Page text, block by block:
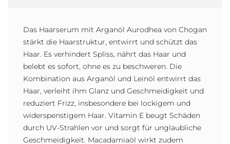
Das Haarserum mit Arganöl Aurodhea von Chogan
stärkt die Haarstruktur, entwirrt und schützt das
Haar. Es verhindert Spliss, nährt das Haar und
belebt es sofort, ohne es zu beschweren. Die
Kombination aus Arganöl und Leinöl entwirrt das
Haar, verleiht ihm Glanz und Geschmeidigkeit und
reduziert Frizz, insbesondere bei lockigem und
widerspenstigem Haar. Vitamin E beugt Schäden
durch UV-Strahlen vor und sorgt für unglaubliche
Geschmeidigkeit. Macadamiaöl wirkt zudem